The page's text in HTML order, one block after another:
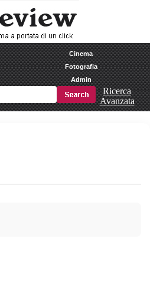
Cinema
Fotografia
Admin
Ricerca
Avanzata